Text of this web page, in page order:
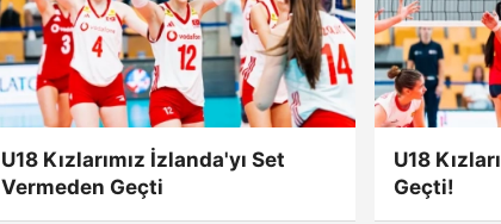
U18 Kızlarımız İzlanda'yı Set
Vermeden Geçti
U18
Geçti!